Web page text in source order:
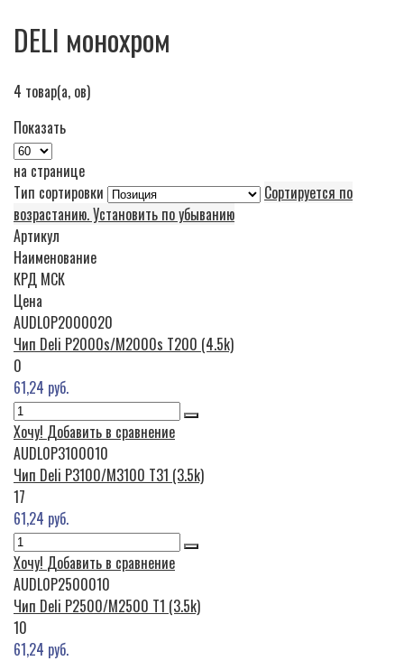
DELI монохром
4 товар(а, ов)
Показать
на странице
Тип сортировки
Сортируется по
возрастанию. Установить по убыванию
Артикул
Наименование
КРД МСК
Цена
AUDL0P2000020
Чип Deli P2000s/M2000s T200 (4.5k)
0
61,24 руб.
Хочу! Добавить в сравнение
AUDL0P3100010
Чип Deli P3100/M3100 T31 (3.5k)
17
61,24 руб.
Хочу! Добавить в сравнение
AUDL0P2500010
Чип Deli P2500/M2500 T1 (3.5k)
10
61,24 руб.